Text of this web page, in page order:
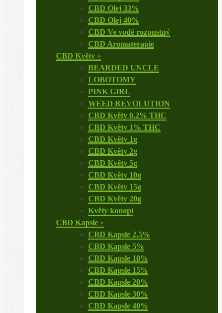
CBD Olej 33%
CBD Olej 40%
CBD Ve vodě rozpustný
CBD Aromaterapie
CBD Květy »
BEARDED UNCLE
LOBOTOMY
PINK GIRL
WEED REVOLUTION
CBD Květy 0,2% THC
CBD Květy 1% THC
CBD Květy 1g
CBD Květy 2g
CBD Květy 5g
CBD Květy 10g
CBD Květy 15g
CBD Květy 20g
Květy konopí
CBD Kapsle »
CBD Kapsle 2,5%
CBD Kapsle 5%
CBD Kapsle 10%
CBD Kapsle 15%
CBD Kapsle 20%
CBD Kapsle 30%
CBD Kapsle 40%